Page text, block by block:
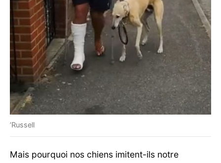
’Russell
Mais pourquoi nos chiens imitent-ils notre